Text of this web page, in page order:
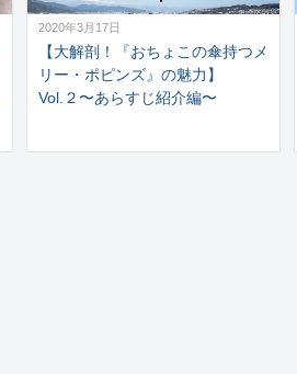
2020年3月17日
【大解剖！『おちょこの傘持つメ
リー・ポピンズ』の魅力】
Vol.２〜あらすじ紹介編〜